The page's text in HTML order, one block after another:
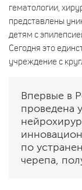
гематологии,
представлены
детям с
Сегодня это
учреждение с
Впервые в
проведена
по
черепа,